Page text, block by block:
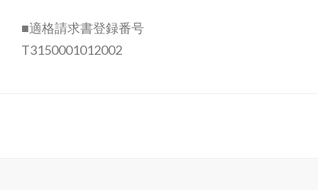
■適格請求書登録番号
T3150001012002